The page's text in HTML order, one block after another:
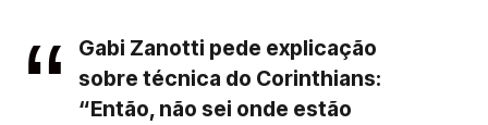
Gabi Zanotti pede explicação
sobre técnica do Corinthians:
“Então, não sei onde estão